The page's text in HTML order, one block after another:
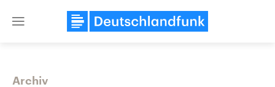
Close
Archiv